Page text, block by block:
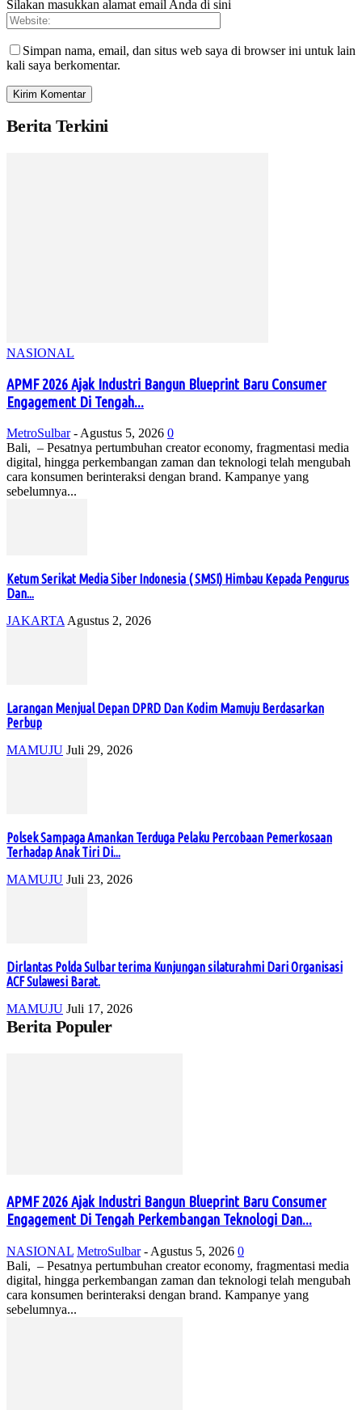
Silakan masukkan alamat email Anda di sini
Simpan nama, email, dan situs web saya di browser ini untuk lain
kali saya berkomentar.
Berita Terkini
NASIONAL
APMF 2026 Ajak Industri Bangun Blueprint Baru Consumer
Engagement Di Tengah...
MetroSulbar - Agustus 5, 2026 0
Bali, – Pesatnya pertumbuhan creator economy, fragmentasi media
digital, hingga perkembangan zaman dan teknologi telah mengubah
cara konsumen berinteraksi dengan brand. Kampanye yang
sebelumnya...
Ketum Serikat Media Siber Indonesia ( SMSI) Himbau Kepada Pengurus
Dan...
JAKARTA Agustus 2, 2026
Larangan Menjual Depan DPRD Dan Kodim Mamuju Berdasarkan
Perbup
MAMUJU Juli 29, 2026
Polsek Sampaga Amankan Terduga Pelaku Percobaan Pemerkosaan
Terhadap Anak Tiri Di...
MAMUJU Juli 23, 2026
Dirlantas Polda Sulbar terima Kunjungan silaturahmi Dari Organisasi
ACF Sulawesi Barat.
MAMUJU Juli 17, 2026
Berita Populer
APMF 2026 Ajak Industri Bangun Blueprint Baru Consumer
Engagement Di Tengah Perkembangan Teknologi Dan...
NASIONAL MetroSulbar - Agustus 5, 2026 0
Bali, – Pesatnya pertumbuhan creator economy, fragmentasi media
digital, hingga perkembangan zaman dan teknologi telah mengubah
cara konsumen berinteraksi dengan brand. Kampanye yang
sebelumnya...